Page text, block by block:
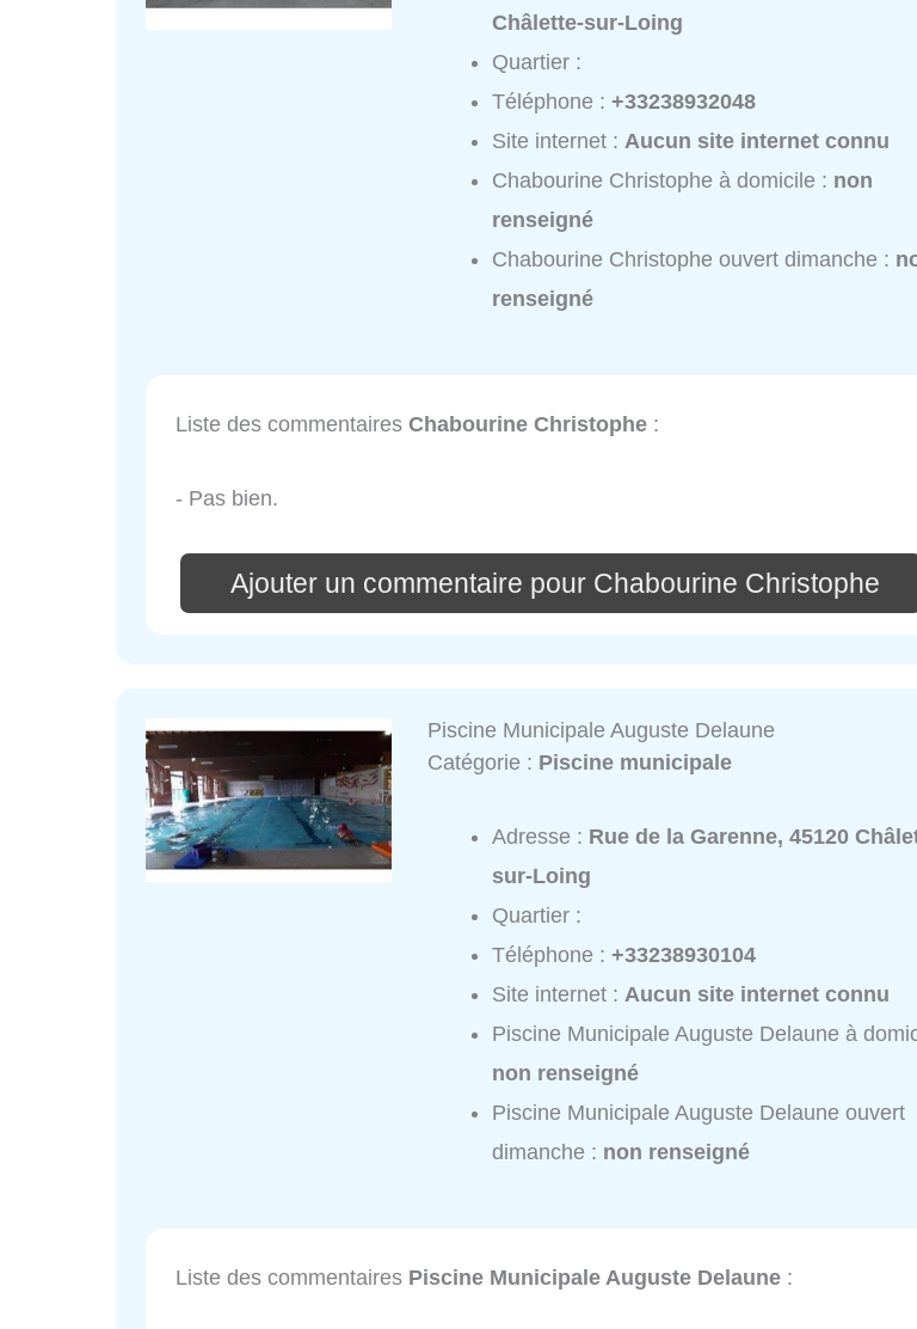
Châlette-sur-Loing
Quartier :
Téléphone :+33238932048
Site internet :Aucun site internet connu
Chabourine Christophe à domicile : non
renseigné
Chabourine Christophe ouvert dimanche :
renseigné
Liste des commentaires Chabourine Christophe :
- Pas bien.
Ajouter un commentaire pour Chabourine Christophe
Piscine Municipale Auguste Delaune
Catégorie : Piscine municipale
Adresse : Rue de la Garenne, 45120
sur-Loing
Quartier :
Téléphone :+33238930104
Site internet : Aucun site internet connu
Piscine Municipale Auguste Delaune à
non renseigné
Piscine Municipale Auguste Delaune ouvert
dimanche : non renseigné
Liste des commentaires Piscine Municipale Auguste Delaune :